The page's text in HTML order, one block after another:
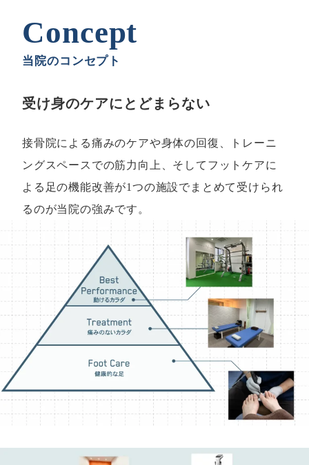
Concept
当院のコンセプト
受け身のケアにとどまらない
接骨院による痛みのケアや身体の回復、トレーニ
ングスペースでの筋力向上、そしてフットケアに
よる足の機能改善が1つの施設でまとめて受けられ
るのが当院の強みです。